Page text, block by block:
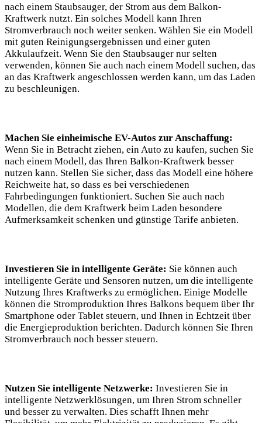
nach einem Staubsauger,‌ der Strom aus dem Balkon-
Kraftwerk ‌nutzt. Ein solches ​Modell kann⁣ Ihren
⁢Stromverbrauch noch weiter senken. Wählen⁤ Sie ein Modell
mit guten Reinigungsergebnissen⁢ und einer guten
Akkulaufzeit. Wenn Sie den Staubsauger‍ nur selten
verwenden, können​ Sie auch nach​ einem Modell⁣ suchen, das
an das Kraftwerk angeschlossen werden ‍kann, um das Laden
zu beschleunigen.
Machen Sie ⁢einheimische⁣ EV-Autos zur⁢ Anschaffung:
Wenn Sie in Betracht ​ziehen, ein Auto zu kaufen, suchen Sie⁢
nach einem Modell, das Ihren Balkon-Kraftwerk ‌besser⁢
nutzen kann. Stellen Sie sicher, dass⁢ das Modell eine höhere
Reichweite hat, so dass es⁣ bei verschiedenen
Fahrbedingungen funktioniert.⁣ Suchen ​Sie auch nach
Modellen, ⁤die dem Kraftwerk ⁢beim Laden besondere
⁣Aufmerksamkeit schenken ‍und günstige Tarife anbieten.
Investieren Sie ⁤in intelligente Geräte: Sie​ können auch
intelligente Geräte‍ und Sensoren⁤ nutzen,‍ um die⁢ intelligente
Nutzung Ihres ⁢Kraftwerks zu ermöglichen. Einige⁣ Modelle⁤
können⁢ die Stromproduktion Ihres​ Balkons‍ bequem über ⁢Ihr​
Smartphone‌ oder Tablet steuern, und ‌Ihnen in Echtzeit⁢ über⁣
die ‌Energieproduktion berichten. Dadurch können Sie Ihren
Stromverbrauch noch⁣ besser ⁣steuern.
Nutzen Sie intelligente Netzwerke: Investieren Sie ⁢in
intelligente Netzwerklösungen, ⁤um Ihren Strom ‍schneller
und ⁤besser zu verwalten. Dies schafft Ihnen⁤ mehr